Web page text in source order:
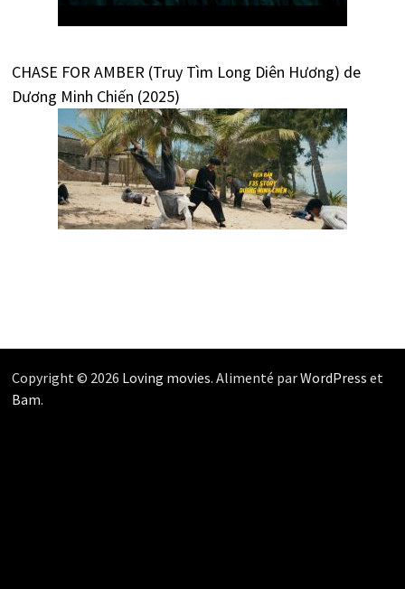
CHASE FOR AMBER (Truy Tìm Long Diên Hương) de
Dương Minh Chiến (2025)
Copyright © 2026 Loving movies. Alimenté parWordPress et
Bam.